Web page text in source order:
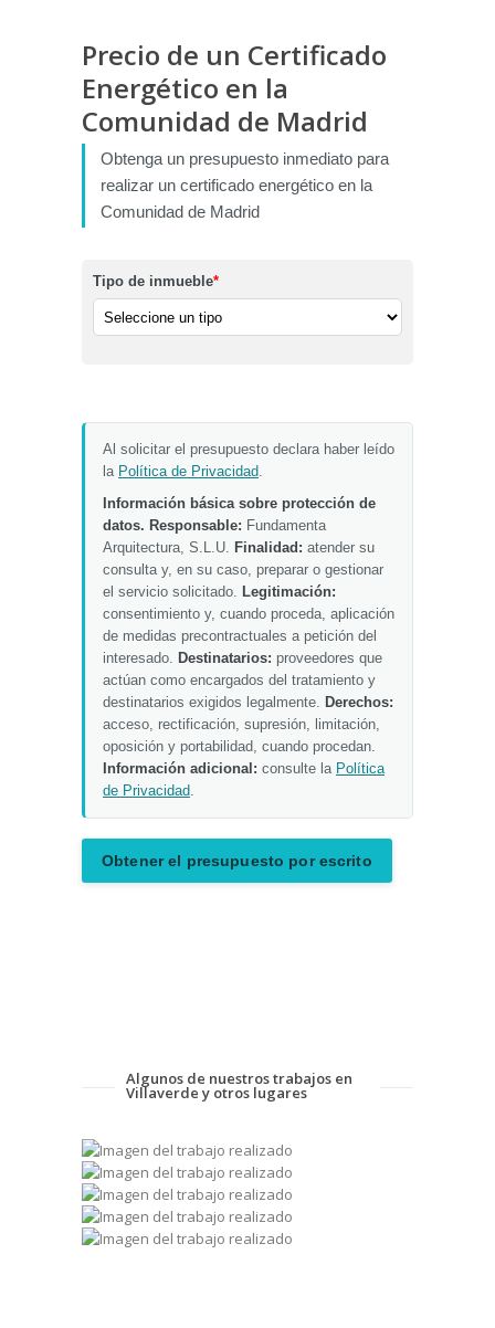
Precio de un Certificado
Energético en la
Comunidad de Madrid
Obtenga un presupuesto inmediato para
realizar un certificado energético en la
Comunidad de Madrid
Tipo de inmueble*
Al solicitar el presupuesto declara haber leído
la Política de Privacidad.
Información básica sobre protección de
datos. Responsable: Fundamenta
Arquitectura, S.L.U. Finalidad: atender su
consulta y, en su caso, preparar o gestionar
el servicio solicitado. Legitimación:
consentimiento y, cuando proceda, aplicación
de medidas precontractuales a petición del
interesado. Destinatarios: proveedores que
actúan como encargados del tratamiento y
destinatarios exigidos legalmente. Derechos:
acceso, rectificación, supresión, limitación,
oposición y portabilidad, cuando procedan.
Información adicional: consulte la Política
de Privacidad.
Obtener el presupuesto por escrito
Algunos de nuestros trabajos en
Villaverde y otros lugares